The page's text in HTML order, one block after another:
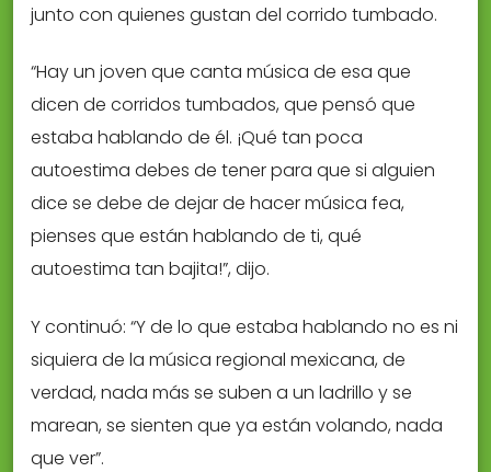
junto con quienes gustan del corrido tumbado.
“Hay un joven que canta música de esa que
dicen de corridos tumbados, que pensó que
estaba hablando de él. ¡Qué tan poca
autoestima debes de tener para que si alguien
dice se debe de dejar de hacer música fea,
pienses que están hablando de ti, qué
autoestima tan bajita!”, dijo.
Y continuó: “Y de lo que estaba hablando no es ni
siquiera de la música regional mexicana, de
verdad, nada más se suben a un ladrillo y se
marean, se sienten que ya están volando, nada
que ver”.